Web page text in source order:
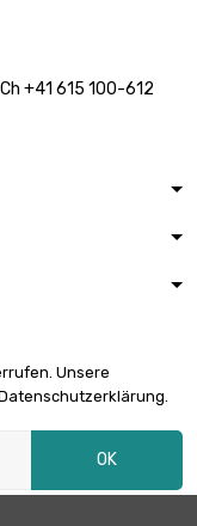
+41 615 100-612
Unsere
OK